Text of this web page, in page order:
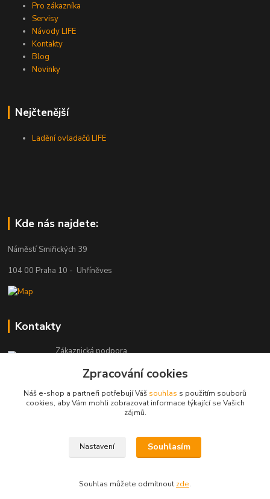
Pro zákazníka
Servisy
Návody LIFE
Kontakty
Blog
Novinky
Nejčtenější
Ladění ovladačů LIFE
Kde nás najdete:
Náměstí Smiřických 39
104 00 Praha 10 - Uhříněves
Kontakty
Zákaznická podpora
Po-Čt: 8-16 hod., Pá: 8-12 hod.
info@pohonylife.cz
dále publikován.
Zpracování cookies
Náš e-shop a partneři potřebují Váš souhlas s použitím souborů
cookies, aby Vám mohli zobrazovat informace týkající se Vašich
zájmů.
Nastavení Souhlasím
Souhlas můžete odmítnout zde.